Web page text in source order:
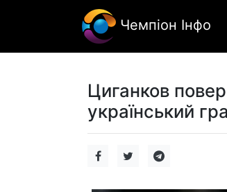
Чемпіон Інфо
Циганков
український